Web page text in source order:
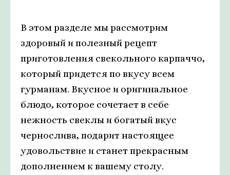
В этом разделе мы рассмотрим
здоровый и полезный рецепт
приготовления свекольного карпаччо,
который придется по вкусу всем
гурманам. Вкусное и оригинальное
блюдо, которое сочетает в себе
нежность свеклы и богатый вкус
чернослива, подарит настоящее
удовольствие и станет прекрасным
дополнением к вашему столу.